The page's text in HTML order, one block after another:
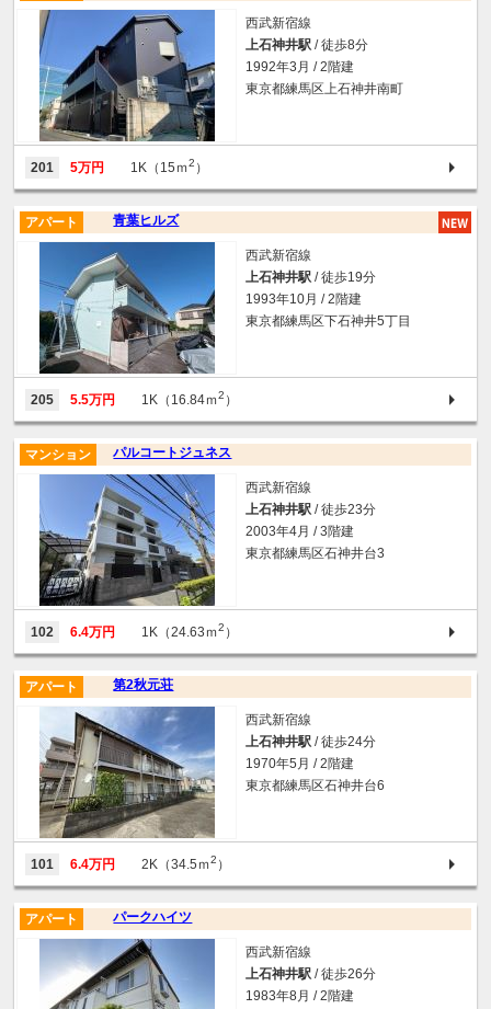
西武新宿線
上石神井駅 / 徒歩8分
1992年3月 / 2階建
東京都練馬区上石神井南町
201 5万円 1K（15ｍ2 ）
青葉ヒルズ
アパート
西武新宿線
上石神井駅 / 徒歩19分
1993年10月 / 2階建
東京都練馬区下石神井5丁目
205 5.5万円 1K（16.84ｍ2 ）
パルコートジュネス
マンション
西武新宿線
上石神井駅 / 徒歩23分
2003年4月 / 3階建
東京都練馬区石神井台3
102 6.4万円 1K（24.63ｍ2 ）
第2秋元荘
アパート
西武新宿線
上石神井駅 / 徒歩24分
1970年5月 / 2階建
東京都練馬区石神井台6
101 6.4万円 2K（34.5ｍ2 ）
パークハイツ
アパート
西武新宿線
上石神井駅 / 徒歩26分
1983年8月 / 2階建